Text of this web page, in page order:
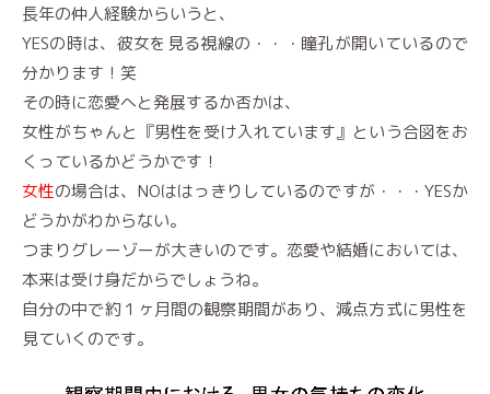
長年の仲人経験からいうと、
YESの時は、彼女を見る視線の・・・瞳孔が開いているので
分かります！笑
その時に恋愛へと発展するか否かは、
女性がちゃんと『男性を受け入れています』という合図をお
くっているかどうかです！
女性の場合は、NOははっきりしているのですが・・・YESか
どうかがわからない。
つまりグレーゾーが大きいのです。恋愛や結婚においては、
本来は受け身だからでしょうね。
自分の中で約１ヶ月間の観察期間があり、減点方式に男性を
見ていくのです。